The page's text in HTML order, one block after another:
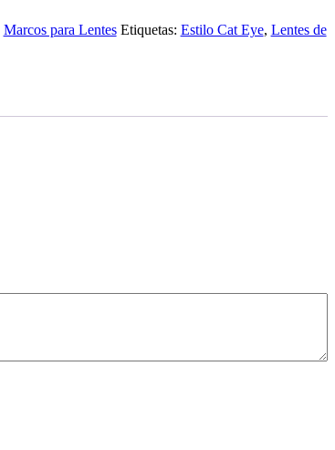
Marcos para Lentes Etiquetas: Estilo Cat Eye, Lentes de